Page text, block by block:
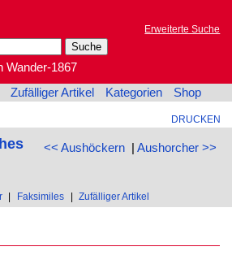
Erweiterte Suche
Wander-1867
Zufälliger Artikel Kategorien Shop
DRUCKEN
<< Aushöckern| Aushorcher >>
Faksimiles Zufälliger Artikel